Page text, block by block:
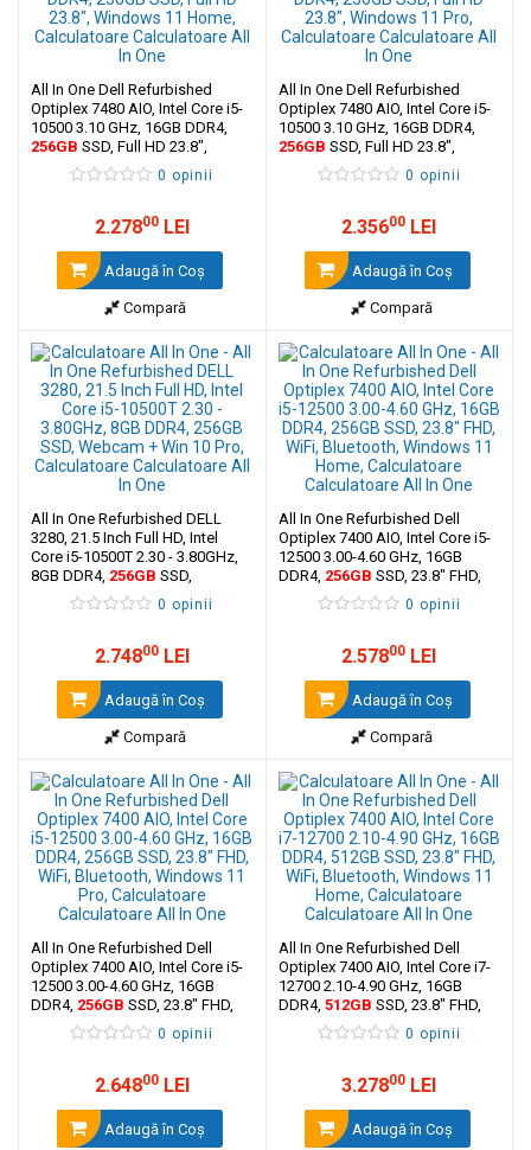
All In One Dell Refurbished
Optiplex 7480 AIO, Intel Core i5-
10500 3.10 GHz, 16GB DDR4,
256GB SSD, Full HD 23.8",
Windows 11 Home
0 opinii
2.27800LEI
Adaugă în Coş
Compară
All In One Dell Refurbished
Optiplex 7480 AIO, Intel Core i5-
10500 3.10 GHz, 16GB DDR4,
256GB SSD, Full HD 23.8",
Windows 11 Pro
0 opinii
2.35600 LEI
Adaugă în Coş
Compară
All In One Refurbished DELL
3280, 21.5 Inch Full HD, Intel
Core i5-10500T 2.30 - 3.80GHz,
8GB DDR4, 256GB SSD,
Webcam + Win 10 Pro
0 opinii
2.74800LEI
Adaugă în Coş
Compară
All In One Refurbished Dell
Optiplex 7400 AIO, Intel Core i5-
12500 3.00-4.60 GHz, 16GB
DDR4, 256GB SSD, 23.8" FHD,
WiFi, Bluetooth, Windows 11
0 opinii
2.57800 LEI
Adaugă în Coş
Compară
All In One Refurbished Dell
Optiplex 7400 AIO, Intel Core i5-
12500 3.00-4.60 GHz, 16GB
DDR4, 256GB SSD, 23.8" FHD,
WiFi, Bluetooth, Windows 11 Pro
0 opinii
2.64800LEI
Adaugă în Coş
All In One Refurbished Dell
Optiplex 7400 AIO, Intel Core i7-
12700 2.10-4.90 GHz, 16GB
DDR4, 512GB SSD, 23.8" FHD,
WiFi, Bluetooth, Windows 11
0 opinii
3.27800 LEI
Adaugă în Coş